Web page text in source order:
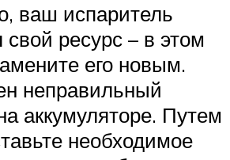
ваш испаритель
свой ресурс – в этом
его новым.
неправильный
аккумуляторе. Путем
необходимое